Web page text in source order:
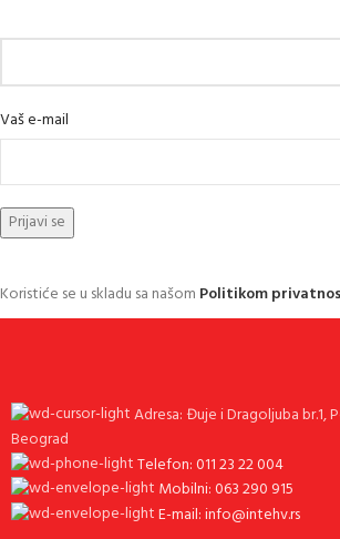
Vaš e-mail
Koristiće se u skladu sa našom Politikom
Adresa: Đuje i Dragoljuba br.1,
Beograd
Telefon: 011 23 22 004
Mobilni: 063 290 915
E-mail: info@intehv.rs